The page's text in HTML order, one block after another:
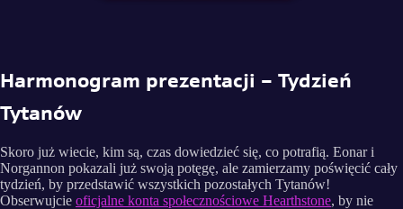
Harmonogram prezentacji – Tydzień
Tytanów
Skoro już wiecie, kim są, czas dowiedzieć się, co potrafią. Eonar i
Norgannon pokazali już swoją potęgę, ale zamierzamy poświęcić cały
tydzień, by przedstawić wszystkich pozostałych Tytanów!
Obserwujcie oficjalne konta społecznościowe Hearthstone, by nie